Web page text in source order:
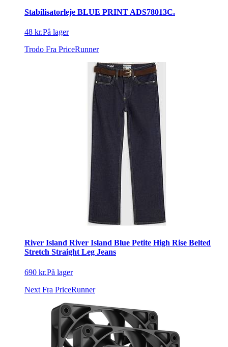
Stabilisatorleje BLUE PRINT ADS78013C.
48 kr.På lager
Trodo Fra PriceRunner
River Island River Island Blue Petite High Rise Belted
Stretch Straight Leg Jeans
690 kr.På lager
Next Fra PriceRunner